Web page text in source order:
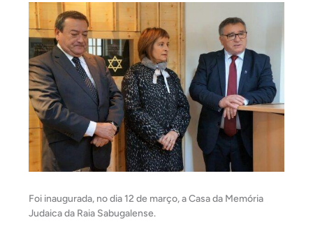
Foi inaugurada, no dia 12 de março, a Casa da Memória
Judaica da Raia Sabugalense.